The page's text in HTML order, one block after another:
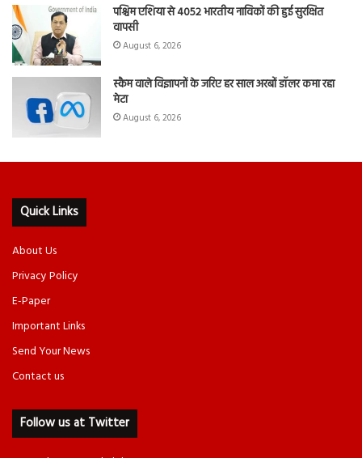
पश्चिम एशिया से 4052 भारतीय नाविकों की हुई सुरक्षित
वापसी
August 6, 2026
स्कैम वाले विज्ञापनों के जरिए हर साल अरबों डॉलर कमा रहा
मेटा
August 6, 2026
Quick Links
About Us
Privacy Policy
E-Paper
Important Links
Send Your News
Contact us
Follow us at Twitter